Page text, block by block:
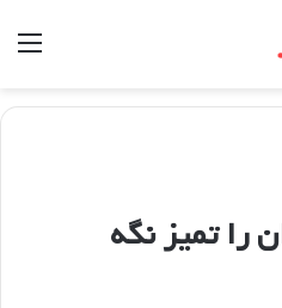
را تمیز نگه